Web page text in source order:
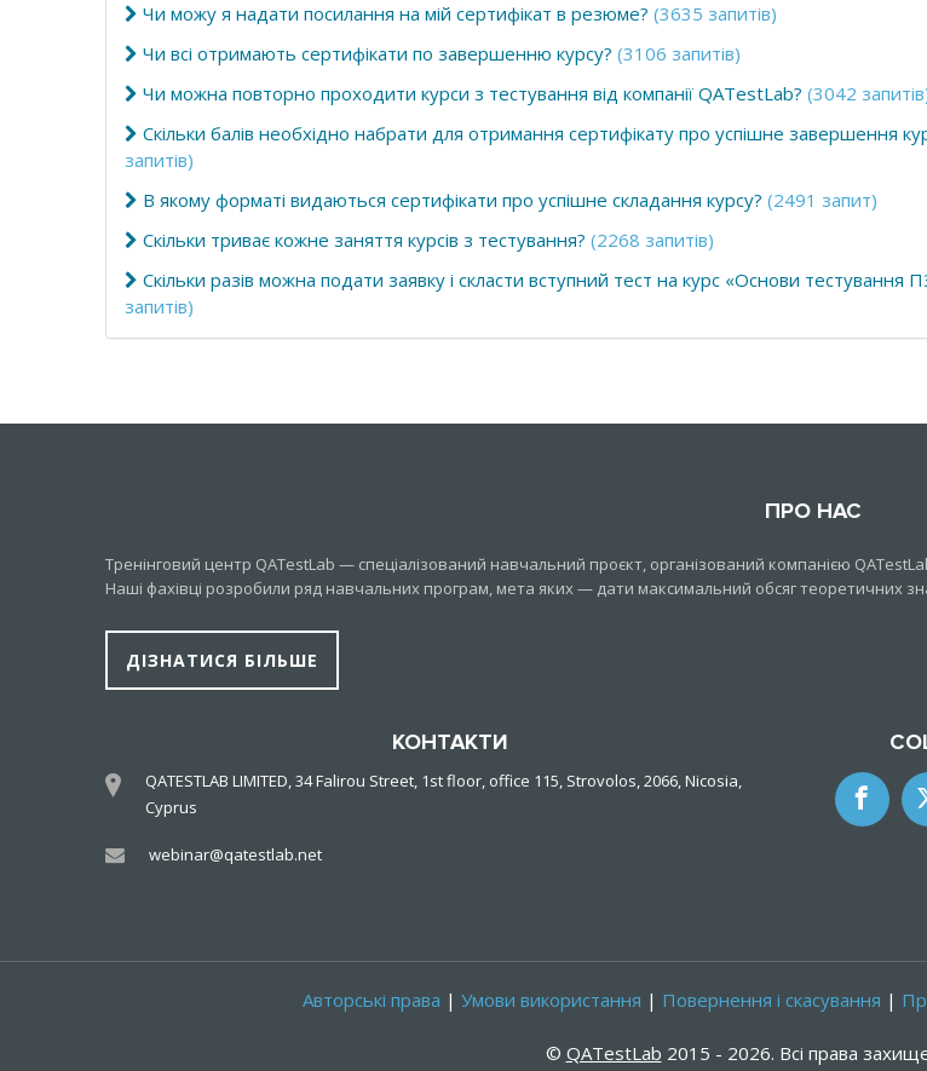
Чи можу я надати посилання на мій сертифікат в резюме? (3635 запитів)
Чи всі отримають сертифікати по завершенню курсу? (3106 запитів)
Чи можна повторно проходити курси з тестування від компанії QATestLab? (3042
Скільки балів необхідно набрати для отримання сертифікату про успішне завершення
запитів)
В якому форматі видаються сертифікати про успішне складання курсу? (2491 запит)
Скільки триває кожне заняття курсів з тестування? (2268 запитів)
Скільки разів можна подати заявку і скласти вступний тест на курс «Основи тестування
запитів)
ПРО НАС
Тренінговий центр QATestLab — спеціалізований навчальний проєкт, організований компанією
Наші фахівці розробили ряд навчальних програм, мета яких — дати максимальний обсяг теоретичних
ДІЗНАТИСЯ БІЛЬШЕ
КОНТАКТИ
QATESTLAB LIMITED, 34 Falirou Street, 1st floor, office 115, Strovolos, 2066, Nicosia,
Cyprus
webinar@qatestlab.net
Авторські права | Умови використання | Повернення і скасування |
© QATestLab 2015 - 2026. Всі права